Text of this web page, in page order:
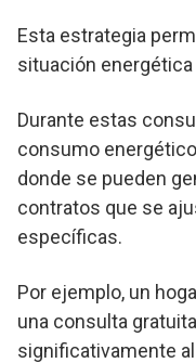
Esta estrategia
situación
Durante estas
consumo
donde se pueden
contratos que se
específicas.
Por ejemplo, un
una consulta
significativamente